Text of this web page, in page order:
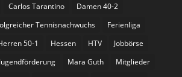
Carlos Tarantino
Damen 40-2
Tennisnachwuchs
Ferienliga
50-1 Hessen HTV
Jobbörse
Jugendförderung Mara Guth
Mitglieder